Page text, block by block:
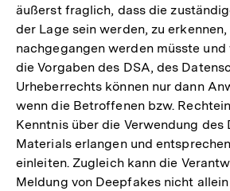
äußerst fraglich, dass die
der Lage sein werden, zu
nachgegangen werden müsste
die Vorgaben des DSA, des
Urheberrechts können nur dann
wenn die Betroffenen bzw.
Kenntnis über die Verwendung des
Materials erlangen und
einleiten. Zugleich kann die
Meldung von Deepfakes nicht